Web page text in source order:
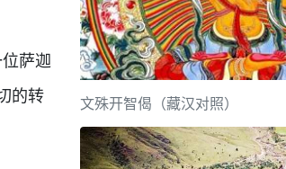
萨迦
的转
文殊开智偈（藏汉对照）